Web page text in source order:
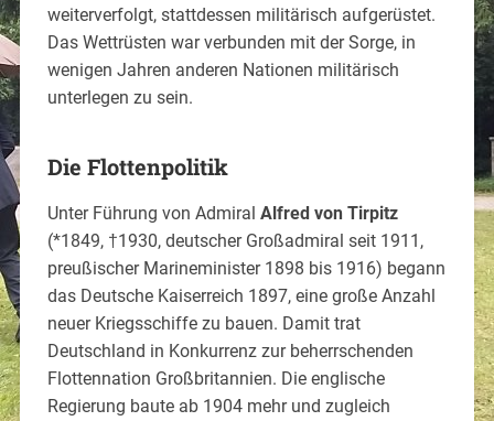
weiterverfolgt, stattdessen militärisch aufgerüstet.
Das Wettrüsten war verbunden mit der Sorge, in
wenigen Jahren anderen Nationen militärisch
unterlegen zu sein.
Die Flottenpolitik
Unter Führung von Admiral Alfred von Tirpitz
(*1849, †1930, deutscher Großadmiral seit 1911,
preußischer Marineminister 1898 bis 1916) begann
das Deutsche Kaiserreich 1897, eine große Anzahl
neuer Kriegsschiffe zu bauen. Damit trat
Deutschland in Konkurrenz zur beherrschenden
Flottennation Großbritannien. Die englische
Regierung baute ab 1904 mehr und zugleich